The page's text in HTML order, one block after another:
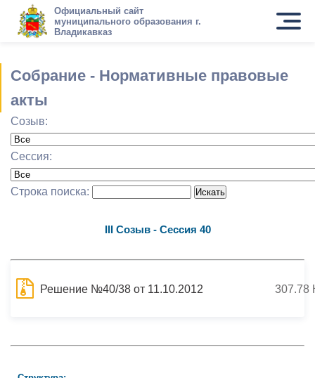
Официальный сайт
муниципального образования г.
Владикавказ
Собрание - Нормативные правовые
акты
Созыв:
Сессия:
Строка поиска:
III Созыв - Сессия 40
Решение №40/38 от 11.10.2012 307.78